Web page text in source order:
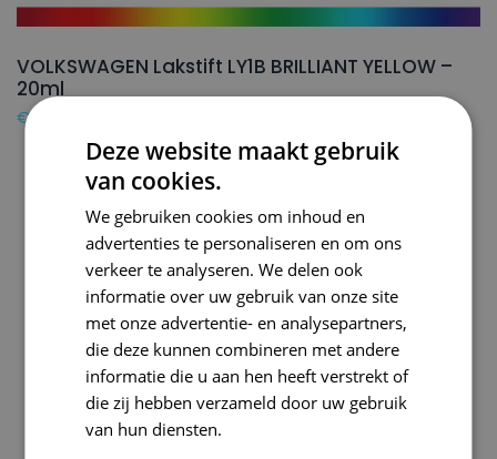
VOLKSWAGEN Lakstift LY1B BRILLIANT YELLOW –
20ml
€16,50
Deze website maakt gebruik
van cookies.
We gebruiken cookies om inhoud en
advertenties te personaliseren en om ons
verkeer te analyseren. We delen ook
informatie over uw gebruik van onze site
met onze advertentie- en analysepartners,
die deze kunnen combineren met andere
informatie die u aan hen heeft verstrekt of
die zij hebben verzameld door uw gebruik
van hun diensten.